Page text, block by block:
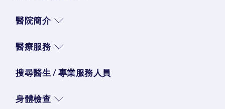
醫院簡介
醫療服務
搜尋醫生 / 專業服務人員
身體檢查